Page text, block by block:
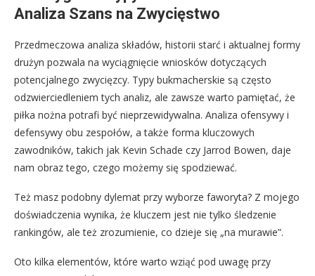
Analiza Szans na Zwycięstwo
Przedmeczowa analiza składów, historii starć i aktualnej formy
drużyn pozwala na wyciągnięcie wniosków dotyczących
potencjalnego zwycięzcy. Typy bukmacherskie są często
odzwierciedleniem tych analiz, ale zawsze warto pamiętać, że
piłka nożna potrafi być nieprzewidywalna. Analiza ofensywy i
defensywy obu zespołów, a także forma kluczowych
zawodników, takich jak Kevin Schade czy Jarrod Bowen, daje
nam obraz tego, czego możemy się spodziewać.
Też masz podobny dylemat przy wyborze faworyta? Z mojego
doświadczenia wynika, że kluczem jest nie tylko śledzenie
rankingów, ale też zrozumienie, co dzieje się „na murawie”.
Oto kilka elementów, które warto wziąć pod uwagę przy